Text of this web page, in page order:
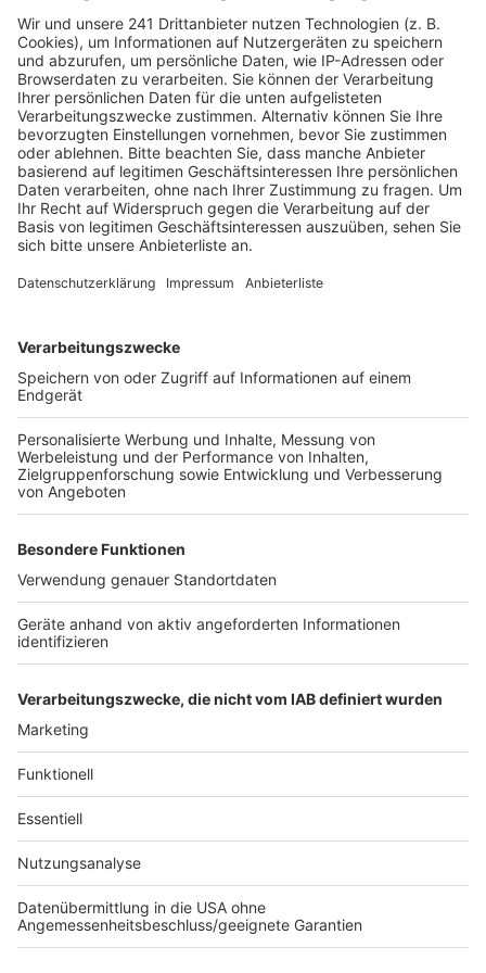
Veröffentlicht:Freitag, 25.09.2020 07:05
Anzeige
Weil sich die Lage fast täglich ändert, sorgt das für
viele Fragen und Unsicherheit bei den Urlaubern im
Rhein-Erft-Kreis. Kann ich meine gebuchte Reise noch
stornieren oder müssen meine Kinder nach den Ferien
und Urlauber im Rhein-Erft-Kreis beschäftigen.
nicht-Risikogebieten zu unterscheiden. Das sagt die
Bezirksregierung Köln und hat für beide Fälle einen
Leitfaden online gestellt. Wer nach den Ferien aus
muss ab Oktober seinen Corona-Test selbst bezahlen
und bis zum Testergebnis in Quarantäne bleiben.
Kinder, die in keinem Risikogebiet Urlaub gemacht
Symptomfrei sein, bevor sie zum Unterricht dürfen.
Anzeige
Anzeige
Anzeige